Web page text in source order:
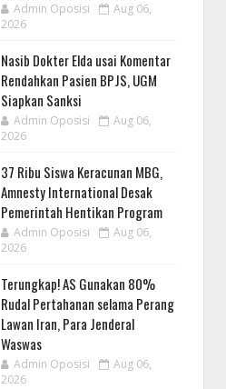
Admin Oposisi
Aug 06,
2026
Nasib Dokter Elda usai Komentar
Rendahkan Pasien BPJS, UGM
Siapkan Sanksi
Admin Oposisi
Aug 06,
2026
37 Ribu Siswa Keracunan MBG,
Amnesty International Desak
Pemerintah Hentikan Program
Admin Oposisi
Aug 06,
2026
Terungkap! AS Gunakan 80%
Rudal Pertahanan selama Perang
Lawan Iran, Para Jenderal
Waswas
Admin Oposisi
Aug 06,
2026